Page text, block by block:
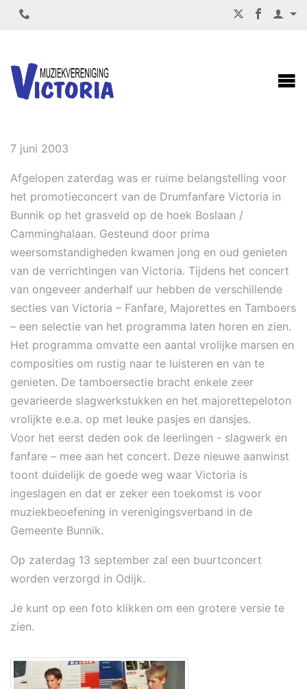
7 juni 2003
Afgelopen zaterdag was er ruime belangstelling voor
het promotieconcert van de Drumfanfare Victoria in
Bunnik op het grasveld op de hoek Boslaan /
Camminghalaan. Gesteund door prima
weersomstandigheden kwamen jong en oud genieten
van de verrichtingen van Victoria. Tijdens het concert
van ongeveer anderhalf uur hebben de verschillende
secties van Victoria – Fanfare, Majorettes en Tamboers
– een selectie van het programma laten horen en zien.
Het programma omvatte een aantal vrolijke marsen en
composities om rustig naar te luisteren en van te
genieten. De tamboersectie bracht enkele zeer
gevarieerde slagwerkstukken en het majorettepeloton
vrolijkte e.e.a. op met leuke pasjes en dansjes.
Voor het eerst deden ook de leerlingen - slagwerk en
fanfare – mee aan het concert. Deze nieuwe aanwinst
toont duidelijk de goede weg waar Victoria is
ingeslagen en dat er zeker een toekomst is voor
muziekbeoefening in verenigingsverband in de
Gemeente Bunnik.
Op zaterdag 13 september zal een buurtconcert
worden verzorgd in Odijk.
Je kunt op een foto klikken om een grotere versie te
zien.